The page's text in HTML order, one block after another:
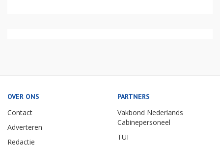
OVER ONS
Contact
Adverteren
Redactie
PARTNERS
Vakbond Nederlands
Cabinepersoneel
TUI